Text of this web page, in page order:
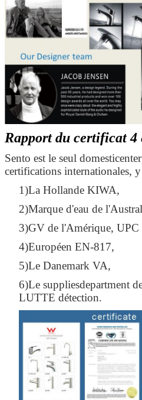
Rapport du certificat 4
Sento est le seul
certifications internationales,
1)La Hollande KIWA,
2)Marque d'eau de
3)GV de l'Amérique, UPC
4)Européen EN-817,
5)Le Danemark VA,
6)Le suppliesdepartment
LUTTE détection.